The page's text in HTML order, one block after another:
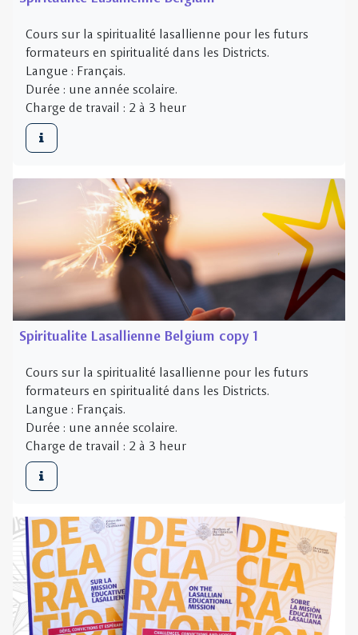
Spiritualite Lasallienne Belgium copy 1
Cours sur la spiritualité lasallienne pour les futurs
formateurs en spiritualité dans les Districts.
Langue : Français.
Durée : une année scolaire.
Charge de travail : 2 à 3 heur
Declaration on the Lasallian Educational Mission/
Declaracíon Sobre la Misiòn Educativa Lasallista/
Déclaration sur la Mission Éducative Lasallienne/